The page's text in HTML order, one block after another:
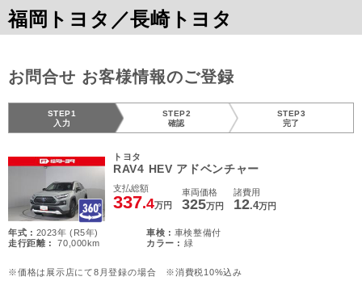
福岡トヨタ／長崎トヨタ
お問合せ お客様情報のご登録
STEP1
入力
STEP2
確認
STEP3
完了
トヨタ
RAV4 HEV アドベンチャー
支払総額
337.4万円
車両価格
325万円
諸費用
12.4万円
年式 : 2023年 (R5年) 車検 : 車検整備付
走行距離 :
70,000km カラー : 緑
※価格は展示店にて8月登録の場合 ※消費税10%込み